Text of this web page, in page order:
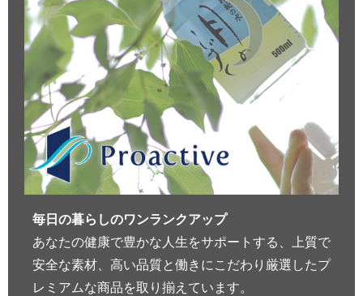
毎日の暮らしのワンランクアップ
あなたの健康で豊かな人生をサポートする、上質で
安全な素材、高い品質と働きにこだわり厳選したプ
レミアムな商品を取り揃えています。